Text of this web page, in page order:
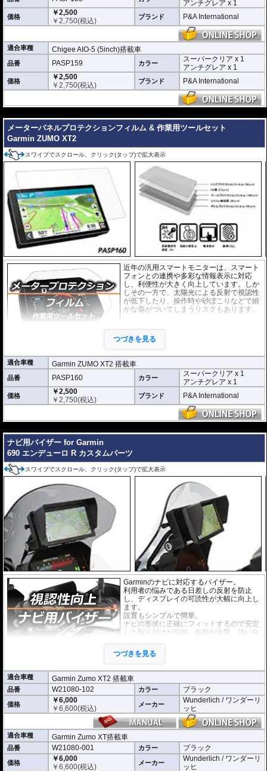
透明性の高いフィルム。貼り付けてしまう
と画面になじみ、フィルムの存在がほとん
どわからなくなります。
マット仕上げが施され、太
陽光などによる反射を軽減。視認性の低下
を防ぎ、画面を読み取りやすくします。も
ちろん傷に対しても有効です。
取付キット付属 :
取り付けに便利なクリー
ニングクロス、細かい埃も除去する粘着シート、気泡の混入を防ぎ、きれいに
優れもの。満足のいく取付が容易になりました。
シリコーン系粘着材を採用し、画面を痛めることがありません。フィルムを剥
がせば、元通りの状態になります。
アンチグレア x 1
価格
￥2,500
￥2,750(税込) ブランド P&A International
適合車種 Chigee AIO-5 (5inch)搭載車
品番 PASP159 カラー
スーパークリア x 1
アンチグレア x 1
価格
￥2,500
￥2,750(税込) ブランド P&A International
メーターパネルプロテクションフィルム & 作業用ツールセット
Garmin ZUMO XT2
スワイプでスクロール、クリック(タップ)で拡大表示
近年の汎用スマートモニターは、スマート
フォンとの連携や多彩な情報表示に対応
し、利便性が大きく向上しています。しか
しその一方で、太陽光による反射で視認性
が低下したり、操作時や砂ぼこりなどで細
かな傷がついてしまうリスクもあります。
汚れからディスプレイを保護します。
トには２枚のフィルム(スーパークリアとア
ンチグレア)が入っており
合わせたものをご利用いただけます。
スーパークリア :
耐摩耗性が非常に高く、
透明性の高いフィルム。貼り付けてしまう
と画面になじみ、フィルムの存在がほとん
どわからなくなります。
マット仕上げが施され、太
を防ぎ、画面を読み取りやすくします。も
ニングクロス、細かい埃も除去する粘着シート、気泡の混入を防ぎ、きれいに
仕上げるスキージがセットになっています。
またこのフィルムは
多少の気泡なら数時間から２日ほどで自然に気泡が消える
優れもの。満足のいく取付が容易になりました。
シリコーン系粘着材を採用し、画面を痛めることがありません。フィルムを剥
がせば、元通りの状態になります。
つづきを見る
適合車種 Garmin ZUMO XT2 搭載車
品番 PASP160 カラー
スーパークリア x 1
アンチグレア x 1
価格
￥2,500
￥2,750(税込) ブランド P&A International
ナビ用バイザー for Garmin
690 エンデューロ R カスタムパーツ
スワイプでスクロール、クリック(タップ)で拡大表示
Garminのナビに対応するバイザー。
利用者の悩みである日差しの反射を防止
し、ディスプレイの可読性が大幅に向上し
ます。
設置もシンプルで簡単。
ナビの形状に正確にフィットするので安定
した取り付けが可能。振動や衝撃、強い向
耐紫外線、高耐久。
つづきを見る
適合車種 Garmin Zumo XT2 搭載車
品番 W21080-102 カラー ブラック
価格
￥6,000
￥6,600(税込) メーカー
Wunderlich / ワンダーリ
ッヒ
適合車種 Garmin Zumo XT搭載車
品番 W21080-001 カラー ブラック
価格
￥6,000
￥6,600(税込) メーカー
Wunderlich / ワンダーリ
ッヒ